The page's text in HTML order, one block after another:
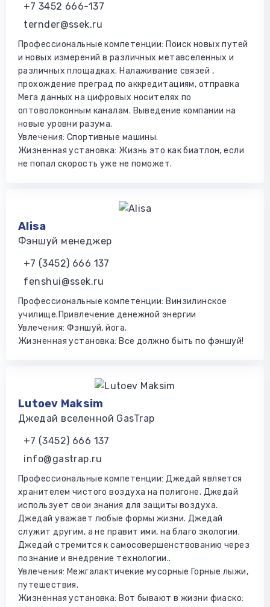
+7 3452 666-137
ternder@ssek.ru
Профессиональные компетенции: Поиск новых путей
и новых измерений в различных метавселенных и
различных площадках. Налаживание связей ,
прохождение преград по аккредитациям, отправка
Мега данных на цифровых носителях по
оптоволоконным каналам. Выведение компании на
новые уровни разума.
Увлечения: Спортивные машины.
Жизненная установка: Жизнь это как биатлон, если
не попал скорость уже не поможет.
Alisa
Фэншуй менеджер
+7 (3452) 666 137
fenshui@ssek.ru
Профессиональные компетенции: Винзилинское
училище.Привлечение денежной энергии
Увлечения: Фэншуй, йога.
Жизненная установка: Все должно быть по фэншуй!
Lutoev Maksim
Джедай вселенной GasTrap
+7 (3452) 666 137
info@gastrap.ru
Профессиональные компетенции: Джедай является
хранителем чистого воздуха на полигоне. Джедай
использует свои знания для защиты воздуха.
Джедай уважает любые формы жизни. Джедай
служит другим, а не правит ими, на благо экологии.
Джедай стремится к самосовершенствованию через
познание и внедрение технологии..
Увлечения: Межгалактичекие мусорные Горные лыжи,
путешествия.
Жизненная установка: Вот бывают в жизни фиаско: